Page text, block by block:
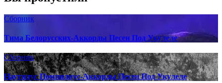
Сборник
Тима Белорусских-Аккорды Песен Под Укулеле
Сборник
Наутилус Помпилиус-Аккорды Песен Под Укулеле